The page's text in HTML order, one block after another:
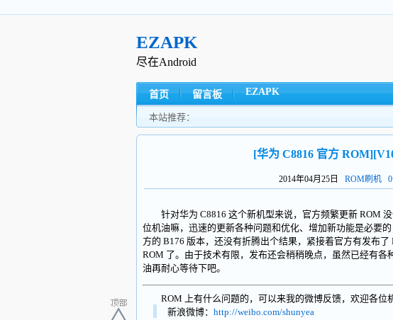
EZAPK
尽在Android
首页 留言板 EZAPK
本站推荐：
[华为 C8816 官方
2014年04月25日 ROM刷机
针对华为 C8816 这个新机型来说，官方频繁更新 ROM
位机油嘛，迅速的更新各种问题和优化、增加新功能是必
方的 B176 版本，还没有折腾出个结果，紧接着官方有发布
ROM 了。由于技术有限，发布还会稍稍晚点，虽然已经有
油再耐心等待下吧。
ROM 上有什么问题的，可以来我的微博反馈，欢迎各位机
新浪微博： http://weibo.com/shunyea